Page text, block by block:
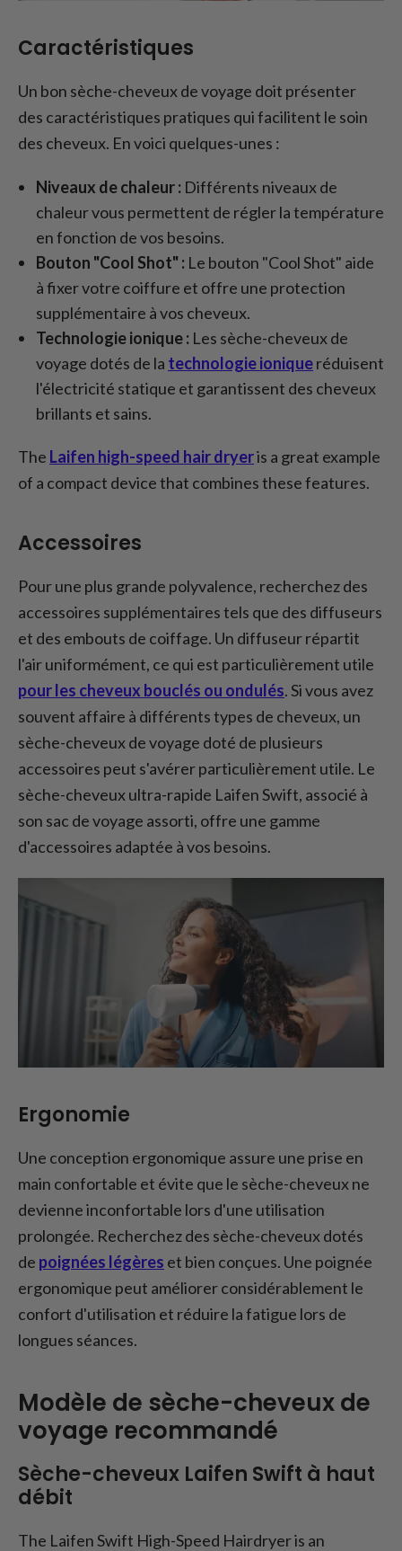
Caractéristiques
Un bon sèche-cheveux de voyage doit présenter
des caractéristiques pratiques qui facilitent le soin
des cheveux. En voici quelques-unes :
Niveaux de chaleur : Différents niveaux de
chaleur vous permettent de régler la température
en fonction de vos besoins.
Bouton "Cool Shot" : Le bouton "Cool Shot" aide
à fixer votre coiffure et offre une protection
supplémentaire à vos cheveux.
Technologie ionique : Les sèche-cheveux de
voyage dotés de la technologie ioniqueréduisent
l'électricité statique et garantissent des cheveux
brillants et sains.
The Laifen high-speed hair dryeris a great example
of a compact device that combines these features.
Accessoires
Pour une plus grande polyvalence, recherchez des
accessoires supplémentaires tels que des diffuseurs
et des embouts de coiffage. Un diffuseur répartit
l'air uniformément, ce qui est particulièrement utile
pour les cheveux bouclés ou ondulés. Si vous avez
souvent affaire à différents types de cheveux, un
sèche-cheveux de voyage doté de plusieurs
accessoires peut s'avérer particulièrement utile. Le
sèche-cheveux ultra-rapide Laifen Swift, associé à
son sac de voyage assorti, offre une gamme
d'accessoires adaptée à vos besoins.
Ergonomie
Une conception ergonomique assure une prise en
main confortable et évite que le sèche-cheveux ne
devienne inconfortable lors d'une utilisation
prolongée. Recherchez des sèche-cheveux dotés
de poignées légères et bien conçues. Une poignée
ergonomique peut améliorer considérablement le
confort d'utilisation et réduire la fatigue lors de
longues séances.
Modèle de sèche-cheveux de
voyage recommandé
Sèche-cheveux Laifen Swift à haut
débit
The Laifen Swift High-Speed Hairdryer is an